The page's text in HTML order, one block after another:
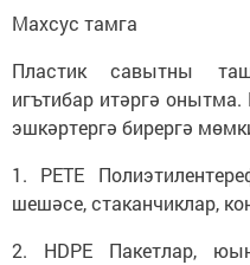
Махсус тамга
Пластик савытны
игътибар итәргә
эшкәртергә бирергә
1. РЕТЕ
шешәсе, стаканчиклар,
2. HDPE Пакетлар,